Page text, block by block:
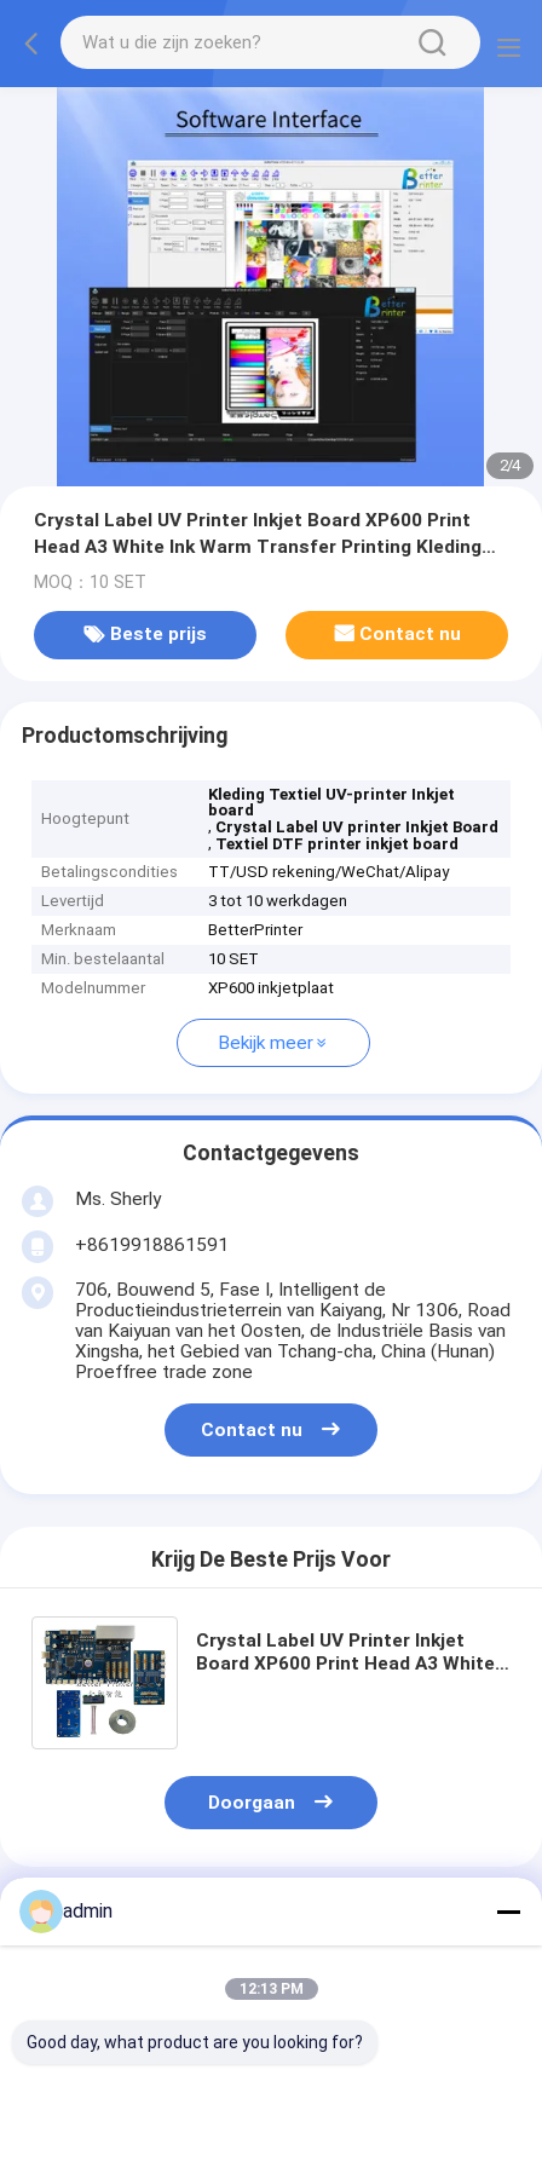
2/4
Crystal Label UV Printer Inkjet Board XP600 Print
Head A3 White Ink Warm Transfer Printing Kleding
Textiel DTF Printer
MOQ：10 SET
Beste prijs Contact nu
Productomschrijving
Hoogtepunt
Kleding Textiel UV-printer Inkjet
board
, Crystal Label UV printer Inkjet Board
, Textiel DTF printer inkjet board
Betalingscondities
TT/USD rekening/WeChat/Alipay
Levertijd
3 tot 10 werkdagen
Merknaam
BetterPrinter
Min. bestelaantal
10 SET
Modelnummer
XP600 inkjetplaat
Bekijk meer
Contactgegevens
Ms. Sherly
+8619918861591
706, Bouwend 5, Fase I, Intelligent de
Productieindustrieterrein van Kaiyang, Nr 1306, Road
van Kaiyuan van het Oosten, de Industriële Basis van
Xingsha, het Gebied van Tchang-cha, China (Hunan)
Proeffree trade zone
Contact nu
Krijg De Beste Prijs Voor
Crystal Label UV Printer Inkjet
Board XP600 Print Head A3 White
Doorgaan
Geadviseerde Producten
admin
12:13 PM
Good day, what product are you looking for?